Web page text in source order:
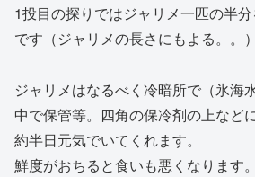
1投目の探りではジャリメ一匹の半
です（ジャリメの長さにもよる。。）
ジャリメはなるべく冷暗所で（氷海
中で保管等。四角の保冷剤の上など
約半日元気でいてくれます。
鮮度がおちると食いも悪くなります